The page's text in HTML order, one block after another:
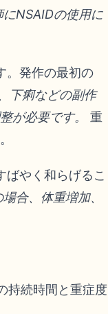
NSAIDの使用に
。発作の最初の
下痢などの副作
が必要です。
重
やく和らげるこ
合、体重増加、
持続時間と重症度